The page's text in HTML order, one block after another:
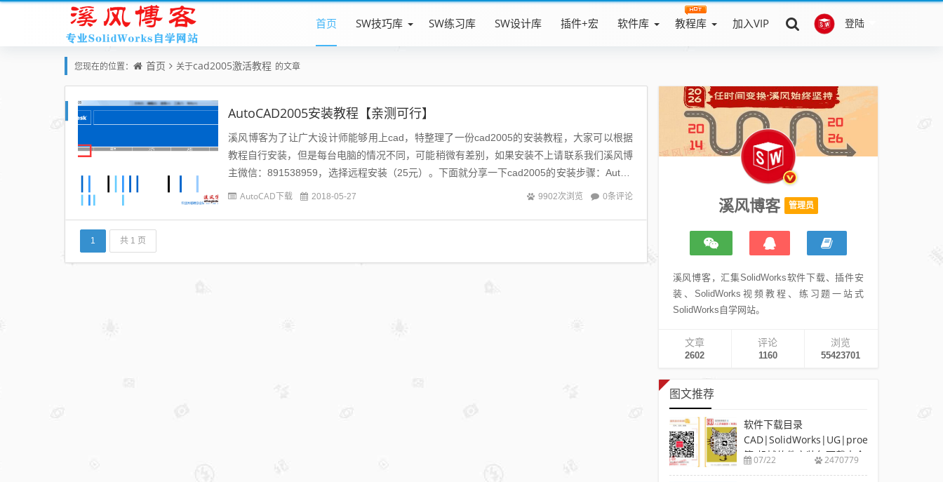
登陆
首页 SW技巧库 SW练习库 SW设计库 插件+宏 软件库 教程库 加入VIP
您现在的位置： 首页 关于cad2005激活教程 的文章
AutoCAD2005安装教程【亲测可行】
溪风博客为了让广大设计师能够用上cad，特整理了一份cad2005的安装教程，大家可以根据
教程自行安装，但是每台电脑的情况不同，可能稍微有差别，如果安装不上请联系我们溪风博
主微信：891538959，选择远程安装（25元）。下面就分享一下cad2005的安装步骤：AutoC
AD2005安装教程:安装...
AutoCAD下载 2018-05-27 9902次浏览 0条评论
1 共 1 页
溪风博客 管理员
溪风博客，汇集SolidWorks软件下载、插件安
装、SolidWorks视频教程、练习题一站式
SolidWorks自学网站。
文章
2602
评论
1160
浏览
55423701
图文推荐
软件下载目录
CAD|SolidWorks|UG|proe
等-机械软件安装包下载大全
07/22 2470779